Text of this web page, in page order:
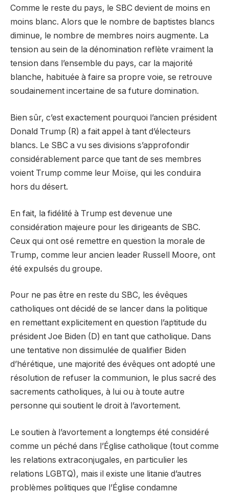
Comme le reste du pays, le SBC devient de moins en
moins blanc. Alors que le nombre de baptistes blancs
diminue, le nombre de membres noirs augmente. La
tension au sein de la dénomination reflète vraiment la
tension dans l’ensemble du pays, car la majorité
blanche, habituée à faire sa propre voie, se retrouve
soudainement incertaine de sa future domination.
Bien sûr, c’est exactement pourquoi l’ancien président
Donald Trump (R) a fait appel à tant d’électeurs
blancs. Le SBC a vu ses divisions s’approfondir
considérablement parce que tant de ses membres
voient Trump comme leur Moïse, qui les conduira
hors du désert.
En fait, la fidélité à Trump est devenue une
considération majeure pour les dirigeants de SBC.
Ceux qui ont osé remettre en question la morale de
Trump, comme leur ancien leader Russell Moore, ont
été expulsés du groupe.
Pour ne pas être en reste du SBC, les évêques
catholiques ont décidé de se lancer dans la politique
en remettant explicitement en question l’aptitude du
président Joe Biden (D) en tant que catholique. Dans
une tentative non dissimulée de qualifier Biden
d’hérétique, une majorité des évêques ont adopté une
résolution de refuser la communion, le plus sacré des
sacrements catholiques, à lui ou à toute autre
personne qui soutient le droit à l’avortement.
Le soutien à l’avortement a longtemps été considéré
comme un péché dans l’Église catholique (tout comme
les relations extraconjugales, en particulier les
relations LGBTQ), mais il existe une litanie d’autres
problèmes politiques que l’Église condamne